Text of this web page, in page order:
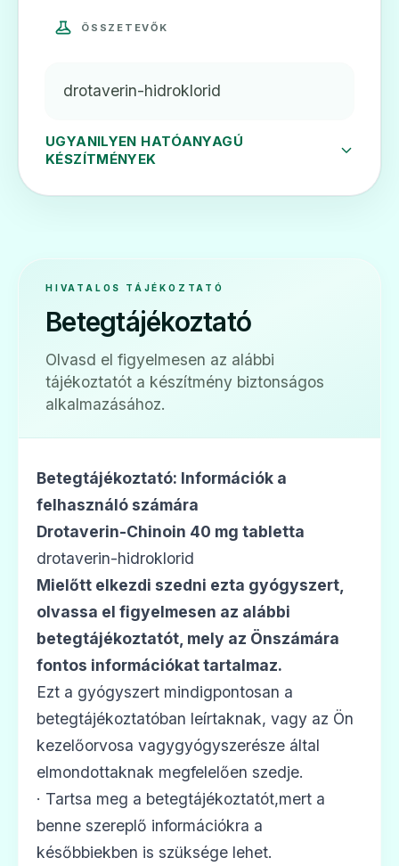
ÖSSZETEVŐK
drotaverin-hidroklorid
UGYANILYEN HATÓANYAGÚ
KÉSZÍTMÉNYEK
HIVATALOS TÁJÉKOZTATÓ
Betegtájékoztató
Olvasd el figyelmesen az alábbi
tájékoztatót a készítmény biztonságos
alkalmazásához.
Betegtájékoztató: Információk a
felhasználó számára
Drotaverin-Chinoin 40 mg tabletta
drotaverin-hidroklorid
Mielőtt elkezdi szedni ezta gyógyszert,
olvassa el figyelmesen az alábbi
betegtájékoztatót, mely az Önszámára
fontos információkat tartalmaz.
Ezt a gyógyszert mindigpontosan a
betegtájékoztatóban leírtaknak, vagy az Ön
kezelőorvosa vagygyógyszerésze által
elmondottaknak megfelelően szedje.
· Tartsa meg a betegtájékoztatót,mert a
benne szereplő információkra a
későbbiekben is szüksége lehet.